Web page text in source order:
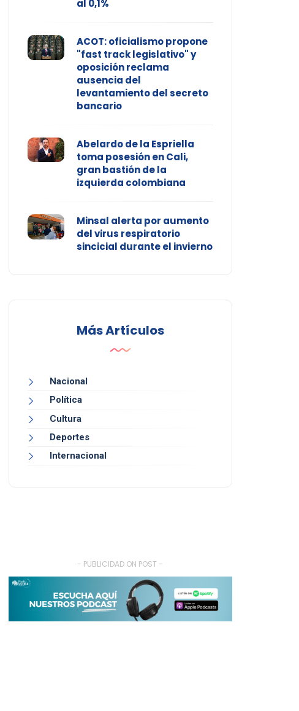
al 0,1%
ACOT: oficialismo propone
"fast track legislativo" y
oposición reclama
ausencia del
levantamiento del secreto
bancario
Abelardo de la Espriella
toma posesión en Cali,
gran bastión de la
izquierda colombiana
Minsal alerta por aumento
del virus respiratorio
sincicial durante el invierno
Más Artículos
Nacional
Política
Cultura
Deportes
Internacional
- PUBLICIDAD ON POST -